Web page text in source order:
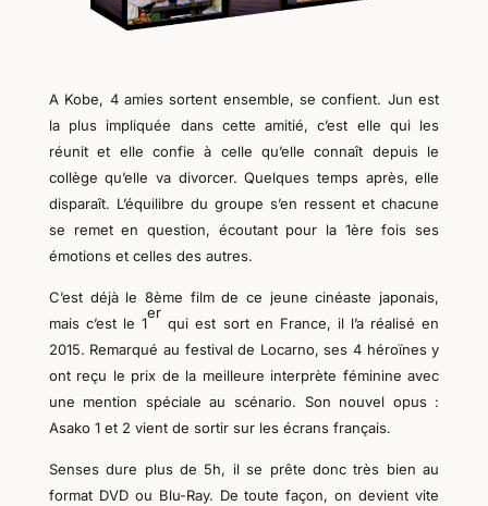
A Kobe, 4 amies sortent ensemble, se confient. Jun est
la plus impliquée dans cette amitié, c’est elle qui les
réunit et elle confie à celle qu’elle connaît depuis le
collège qu’elle va divorcer. Quelques temps après, elle
disparaît. L’équilibre du groupe s’en ressent et chacune
se remet en question, écoutant pour la 1ère fois ses
émotions et celles des autres.
C’est déjà le 8ème film de ce jeune cinéaste japonais,
mais c’est le 1
er
qui est sort en France, il l’a réalisé en
2015. Remarqué au festival de Locarno, ses 4 héroïnes y
ont reçu le prix de la meilleure interprète féminine avec
une mention spéciale au scénario. Son nouvel opus :
Asako 1 et 2 vient de sortir sur les écrans français.
Senses dure plus de 5h, il se prête donc très bien au
format DVD ou Blu-Ray. De toute façon, on devient vite